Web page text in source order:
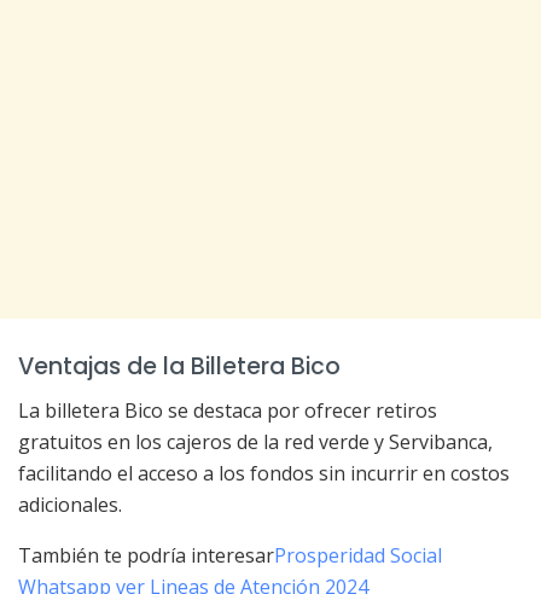
Ventajas de la Billetera Bico
La billetera Bico se destaca por ofrecer retiros
gratuitos en los cajeros de la red verde y Servibanca,
facilitando el acceso a los fondos sin incurrir en costos
adicionales.
También te podría interesarProsperidad Social
Whatsapp ver Lineas de Atención 2024